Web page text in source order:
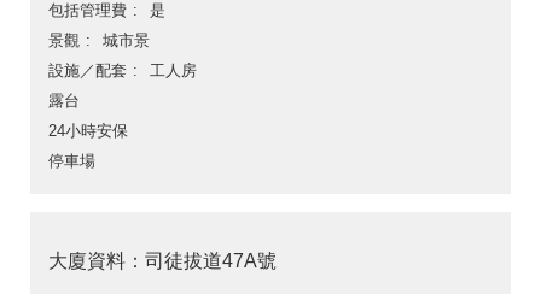
包括管理費
是
景觀
城市景
設施／配套
工人房
露台
24小時安保
停車場
大廈資料：司徒拔道47A號